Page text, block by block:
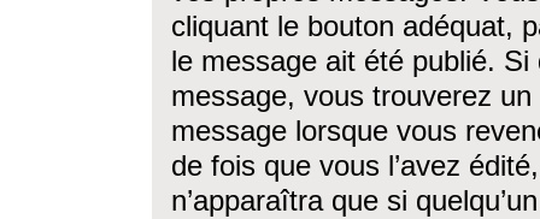
cliquant le bouton adéquat,
le message ait été publié. Si
message, vous trouverez
message lorsque vous
de fois que vous l’avez
n’apparaîtra que si